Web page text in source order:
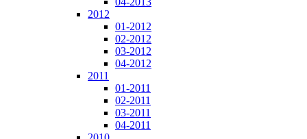
2012
01-2012
02-2012
03-2012
04-2012
2011
01-2011
02-2011
03-2011
04-2011